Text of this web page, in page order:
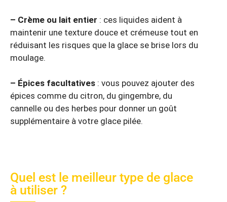
– Crème ou lait entier : ces liquides aident à
maintenir une texture douce et crémeuse tout en
réduisant les risques que la glace se brise lors du
moulage.
– Épices facultatives : vous pouvez ajouter des
épices comme du citron, du gingembre, du
cannelle ou des herbes pour donner un goût
supplémentaire à votre glace pilée.
Quel est le meilleur type de glace
à utiliser ?